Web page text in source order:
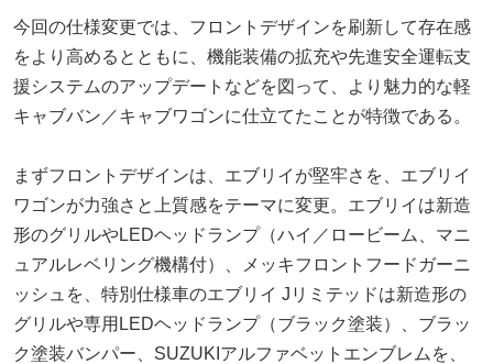
今回の仕様変更では、フロントデザインを刷新して存在感
をより高めるとともに、機能装備の拡充や先進安全運転支
援システムのアップデートなどを図って、より魅力的な軽
キャブバン／キャブワゴンに仕立てたことが特徴である。
まずフロントデザインは、エブリイが堅牢さを、エブリイ
ワゴンが力強さと上質感をテーマに変更。エブリイは新造
形のグリルやLEDヘッドランプ（ハイ／ロービーム、マニ
ュアルレベリング機構付）、メッキフロントフードガーニ
ッシュを、特別仕様車のエブリイ Jリミテッドは新造形の
グリルや専用LEDヘッドランプ（ブラック塗装）、ブラッ
ク塗装バンパー、SUZUKIアルファベットエンブレムを、